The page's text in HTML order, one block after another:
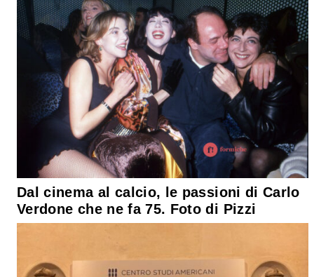
Dal cinema al calcio, le passioni di Carlo
Verdone che ne fa 75. Foto di Pizzi